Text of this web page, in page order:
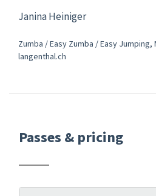
Janina Heiniger
Zumba / Easy Zumba / Easy
langenthal.ch
Passes & pricing